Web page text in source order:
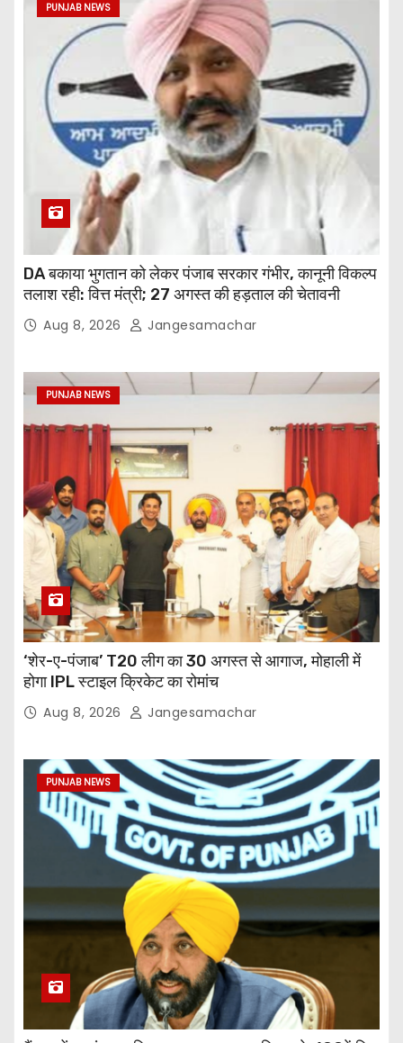
PUNJAB NEWS
DA बकाया भुगतान को लेकर पंजाब सरकार गंभीर, कानूनी विकल्प
तलाश रही: वित्त मंत्री; 27 अगस्त की हड़ताल की चेतावनी
Aug 8, 2026 Jangesamachar
PUNJAB NEWS
‘शेर-ए-पंजाब’ T20 लीग का 30 अगस्त से आगाज, मोहाली में
होगा IPL स्टाइल क्रिकेट का रोमांच
Aug 8, 2026 Jangesamachar
PUNJAB NEWS